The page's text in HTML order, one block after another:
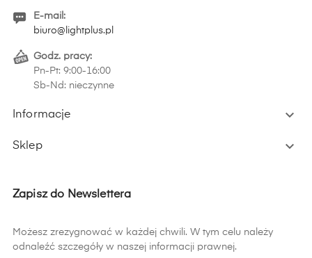
E-mail:
biuro@lightplus.pl
Godz. pracy:
Pn-Pt: 9:00-16:00
Sb-Nd: nieczynne
Informacje 
Sklep 
Zapisz do Newslettera
Możesz zrezygnować w każdej chwili. W tym celu należy
odnaleźć szczegóły w naszej informacji prawnej.